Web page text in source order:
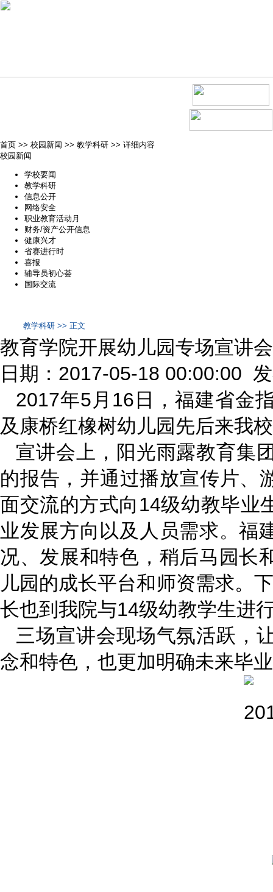
首页 >> 校园新闻 >> 教学科研 >> 详细内容
校园新闻
学校要闻
教学科研
信息公开
网络安全
职业教育活动月
财务/资产公开信息
健康兴才
省赛进行时
喜报
辅导员初心荟
国际交流
教学科研 >> 正文
教育学院开展幼儿园专场宣讲会
日期：2017-05-18 00:00:00
2017年5月16日，福建省金
及康桥红橡树幼儿园先后来我
宣讲会上，阳光雨露教育集
的报告，并通过播放宣传片、
面交流的方式向14级幼教毕业
业发展方向以及人员需求。福
况、发展和特色，稍后马园长
儿园的成长平台和师资需求。
长也到我院与14级幼教学生进
三场宣讲会现场气氛活跃，
念和特色，也更加明确未来毕